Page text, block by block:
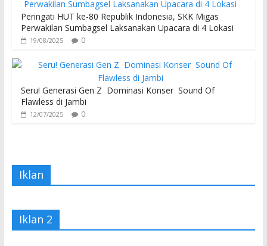
Peringati HUT ke-80 Republik Indonesia, SKK Migas
Perwakilan Sumbagsel Laksanakan Upacara di 4 Lokasi
19/08/2025 0
Seru! Generasi Gen Z Dominasi Konser Sound Of
Flawless di Jambi
12/07/2025 0
Iklan
Iklan 2